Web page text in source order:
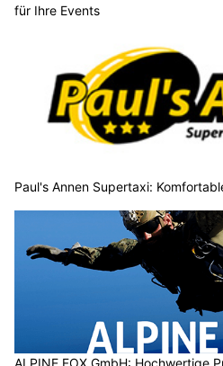
für Ihre Events
Paul's Annen Supertaxi: